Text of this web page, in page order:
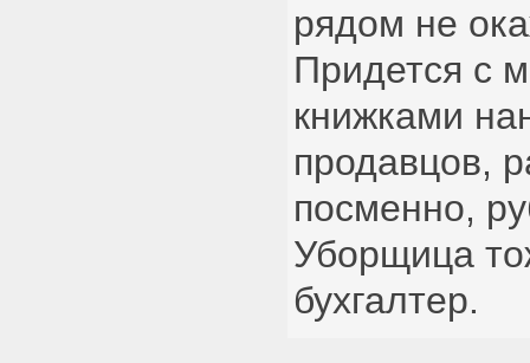
рядом не
Придется с
книжками
продавцов,
посменно,
Уборщица
бухгалтер.